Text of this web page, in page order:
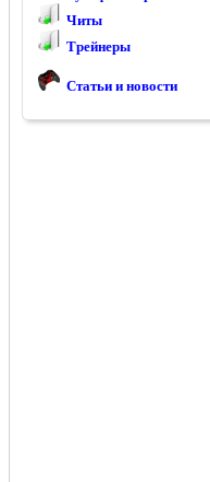
Читы
Трейнеры
Статьи и новости